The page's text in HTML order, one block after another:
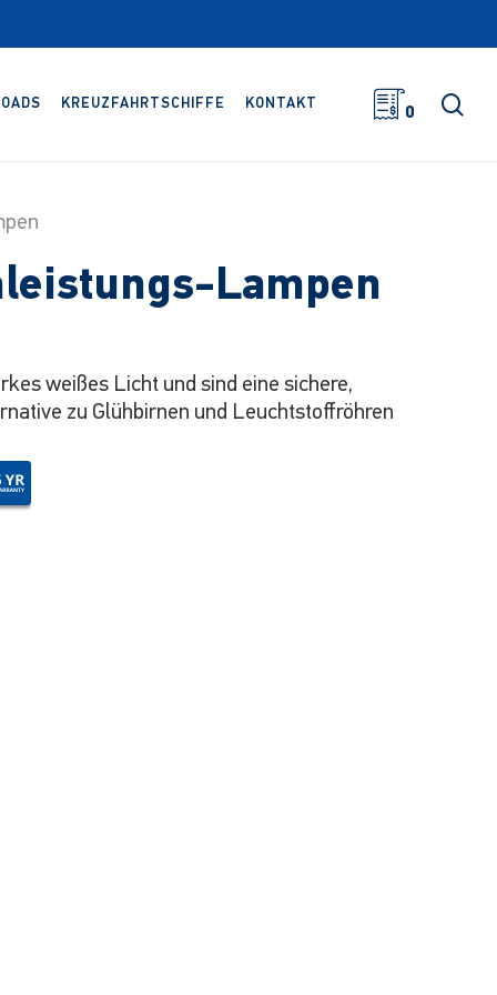
KREUZFAHRTSCHIFFE KONTAKT
0
Lampen
weißes Licht und sind eine sichere,
zu Glühbirnen und Leuchtstoffröhren